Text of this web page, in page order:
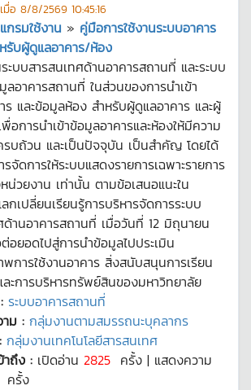
มื่อ 8/8/2569 10:45:16
กรมใช้งาน » คู่มือการใช้งานระบบอาคาร
รับผู้ดูแลอาคาร/ห้อง
ะบบสารสนเทศด้านอาคารสถานที่ และระบบ
ลอาคารสถานที่ ในส่วนของการนำเข้า
ร และข้อมูลห้อง สำหรับผู้ดูแลอาคาร และผู้
อการนำเข้าข้อมูลอาคารและห้องให้มีความ
บถ้วน และเป็นปัจจุบัน เป็นสำคัญ โดยได้
จัดการให้ระบบแสดงรายการเฉพาะรายการ
น่วยงาน เท่านั้น ตามข้อเสนอแนะใน
กเปลี่ยนเรียนรู้การบริหารจัดการระบบ
ด้านอาคารสถานที่ เมื่อวันที่ 12 มิถุนายน
อยอดไปสู่การนำข้อมูลไปประเมิน
พการใช้งานอาคาร สิ่งสนับสนุนการเรียน
ะการบริหารทรัพย์สินของมหาวิทยาลัย
ระบบอาคารสถานที่
ม : กลุ่มงานตามสมรรถนะบุคลากร
กลุ่มงานเทคโนโลยีสารสนเทศ
าถึง : เปิดอ่าน 2825 ครั้ง | แสดงความ
ครั้ง